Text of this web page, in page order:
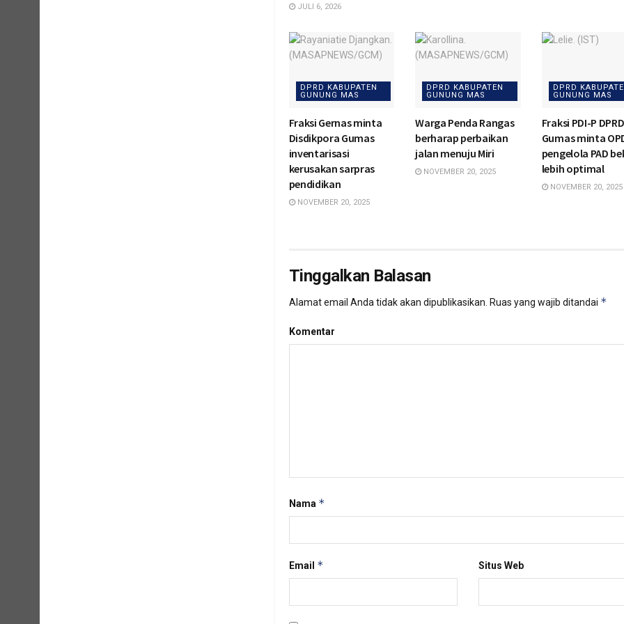
JULI 6, 2026
DPRD KABUPATEN
GUNUNG MAS
Fraksi Gernas minta
Disdikpora Gumas
inventarisasi
kerusakan sarpras
pendidikan
NOVEMBER 20, 2025
DPRD KABUPATEN
GUNUNG MAS
Warga Penda Rangas
berharap perbaikan
jalan menuju Miri
NOVEMBER 20, 2025
DPRD
GUNUNG MAS
Fraksi PDI-P DPRD
Gumas minta
pengelola PAD
lebih optimal
NOVEMBER 20, 2025
Tinggalkan Balasan
Alamat email Anda tidak akan dipublikasikan. Ruas yang wajib ditandai *
Komentar
Nama *
Email * Situs Web